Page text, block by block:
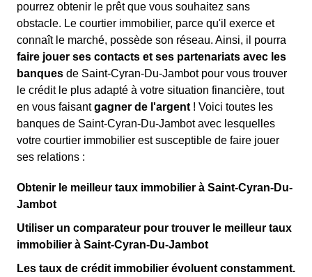
pourrez obtenir le prêt que vous souhaitez sans
obstacle. Le courtier immobilier, parce qu'il exerce et
connaît le marché, possède son réseau. Ainsi, il pourra
faire jouer ses contacts et ses partenariats avec les
banques de Saint-Cyran-Du-Jambot pour vous trouver
le crédit le plus adapté à votre situation financière, tout
en vous faisantgagner de l'argent ! Voici toutes les
banques de Saint-Cyran-Du-Jambot avec lesquelles
votre courtier immobilier est susceptible de faire jouer
ses relations :
Obtenir le meilleur taux immobilier à Saint-Cyran-Du-
Jambot
Utiliser un comparateur pour trouver le meilleur taux
immobilier à Saint-Cyran-Du-Jambot
Les taux de crédit immobilier évoluent constamment.